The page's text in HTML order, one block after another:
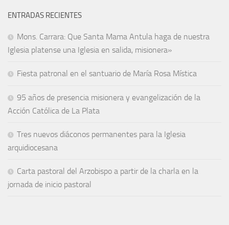
ENTRADAS RECIENTES
Mons. Carrara: Que Santa Mama Antula haga de nuestra
Iglesia platense una Iglesia en salida, misionera»
Fiesta patronal en el santuario de María Rosa Mística
95 años de presencia misionera y evangelización de la
Acción Católica de La Plata
Tres nuevos diáconos permanentes para la Iglesia
arquidiocesana
Carta pastoral del Arzobispo a partir de la charla en la
jornada de inicio pastoral